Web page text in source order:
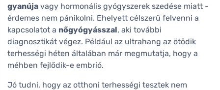
gyanúja vagy hormonális gyógyszerek szedése miatt -
érdemes nem pánikolni. Ehelyett célszerű felvenni a
kapcsolatot a nőgyógyásszal, aki további
diagnosztikát végez. Például az ultrahang az ötödik
terhességi héten általában már megmutatja, hogy a
méhben fejlődik-e embrió.
Jó tudni, hogy az otthoni terhességi tesztek nem